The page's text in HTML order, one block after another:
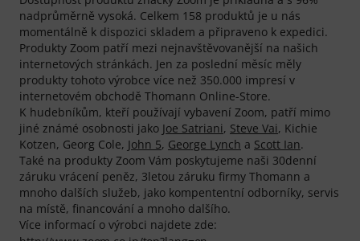
nadprůměrně vysoká. Celkem 158 produktů je u nás
momentálně k dispozici skladem a připraveno k expedici.
Produkty Zoom patří mezi nejnavštěvovanější na našich
internetových stránkách. Jen za poslední měsíc měly
produkty tohoto výrobce více než 350.000 impresí v
internetovém obchodě Thomann Online-Store.
K hudebníkům, kteří používají vybavení Zoom, patří mimo
jiné známé osobnosti jako Joe Satriani, Steve Vai, Kichie
Kotzen, Georg Cole, John 5, George Lynch a Scott Ian.
Také na produkty Zoom Vám poskytujeme naši 30denní
záruku vrácení peněz, 3letou záruku firmy Thomann a
mnoho dalších služeb, jako kompententní odborníky, servis
na místě, financování a mnoho dalšího.
Více informací o výrobci najdete zde: